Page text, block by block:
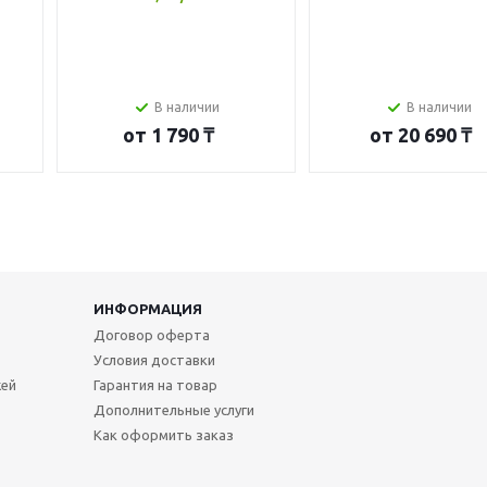
В наличии
от 1 790 ₸
В наличии
от 20 690 ₸
ИНФОРМАЦИЯ
Договор оферта
Условия доставки
Гарантия на товар
Дополнительные услуги
Как оформить заказ